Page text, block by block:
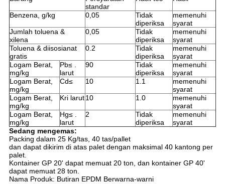
standar
Benzena, g/kg 0,05
Tidak
diperiksa
memenuhi
syarat
Jumlah toluena &
xilena
0,05
Tidak
diperiksa
memenuhi
syarat
Toluena & diisosianat
gratis
0.2
Tidak
diperiksa
memenuhi
syarat
Logam Berat,
mg/kg
Pb≤ .
larut
90
Tidak
diperiksa
memenuhi
syarat
Logam Berat,
mg/kg
Cd≤ 10 1.1
memenuhi
syarat
Logam Berat,
mg/kg
Kri larut10 1.0
memenuhi
syarat
Logam Berat,
mg/kg
Hg≤ .
larut
2
Tidak
diperiksa
memenuhi
syarat
Sedang mengemas:
Packing dalam 25 Kg/tas, 40 tas/pallet
dan dapat dikirim di atas palet dengan maksimal 40 kantong per
palet.
Kontainer GP 20' dapat memuat 20 ton, dan kontainer GP 40'
dapat memuat 28 ton.
Nama Produk: Butiran EPDM Berwarna-warni